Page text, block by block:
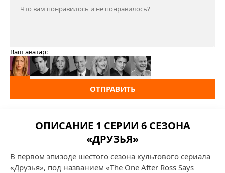
Ваш аватар:
ОТПРАВИТЬ
ОПИСАНИЕ 1 СЕРИИ 6 СЕЗОНА
«ДРУЗЬЯ»
В первом эпизоде шестого сезона культового сериала
«Друзья», под названием «The One After Ross Says